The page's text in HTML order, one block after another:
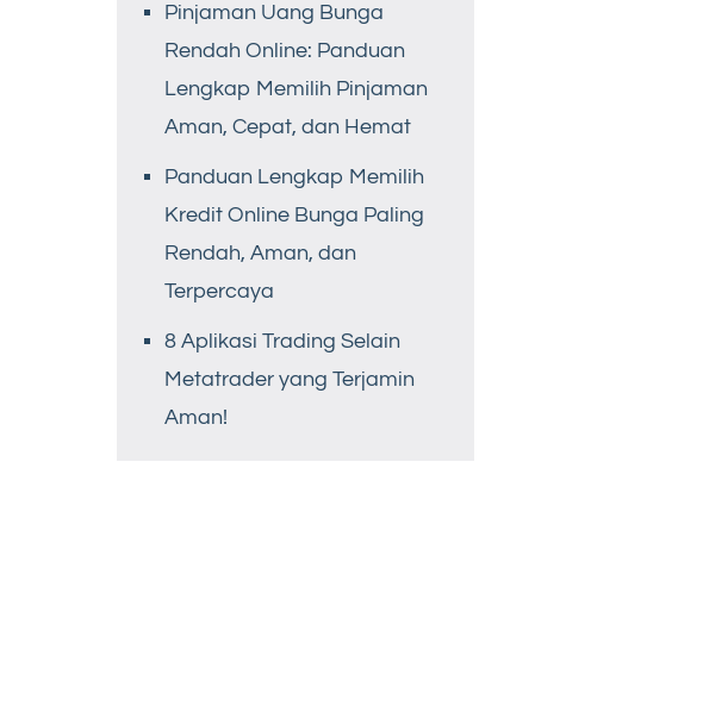
Pinjaman Uang Bunga
Rendah Online: Panduan
Lengkap Memilih Pinjaman
Aman, Cepat, dan Hemat
Panduan Lengkap Memilih
Kredit Online Bunga Paling
Rendah, Aman, dan
Terpercaya
8 Aplikasi Trading Selain
Metatrader yang Terjamin
Aman!